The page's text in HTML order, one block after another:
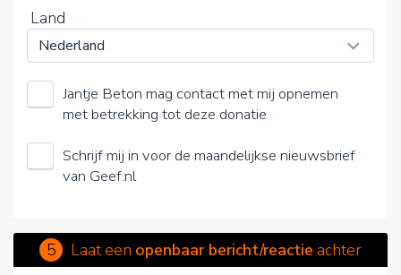
Land
Jantje Beton mag contact met mij opnemen
met betrekking tot deze donatie
Schrijf mij in voor de maandelijkse nieuwsbrief
van Geef.nl
5 Laat een openbaar bericht/reactie achter